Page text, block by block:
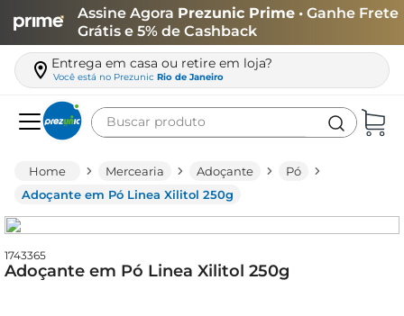
Assine Agora Prezunic Prime • Ganhe Frete
Grátis e 5% de Cashback
Entrega em casa ou retire em loja?
Você está no Prezunic Rio de Janeiro
Buscar produto
Mercearia Adoçante
Pó
Adoçante em Pó Linea Xilitol 250g
1743365
Adoçante em Pó Linea Xilitol 250g
leite
queijo